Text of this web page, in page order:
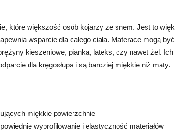
które większość osób kojarzy ze snem. Jest to
wsparcie dla całego ciała. Materace mogą
kieszeniowe, pianka, lateks, czy nawet żel. Ich
dla kręgosłupa i są bardziej miękkie niż maty.
miękkie powierzchnie
wyprofilowanie i elastyczność materiałów